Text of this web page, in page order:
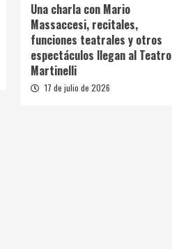
Una charla con Mario
Massaccesi, recitales,
funciones teatrales y otros
espectáculos llegan al Teatro
Martinelli
17 de julio de 2026